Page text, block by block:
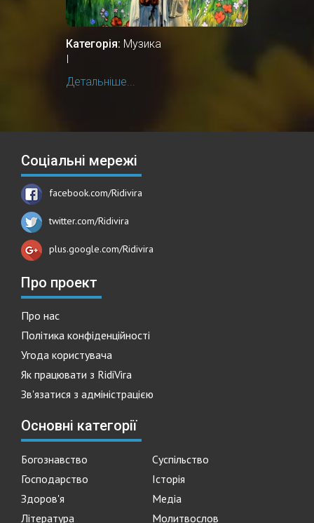
Категорія: Музика
І
Детальніше...
Соціальні мережі
facebook.com/Ridivira
twitter.com/Ridivira
plus.google.com/Ridivira
Про проект
Про нас
Політика конфіденційності
Угода користувача
Як працювати з RidiVira
Зв'язатися з адміністрацією
Основні категорії
Богознавство
Суспільство
Господарство
Історія
Здоров'я
Медіа
Література
Молитвослов